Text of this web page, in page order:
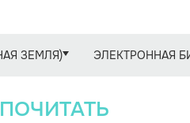
ЗЕМЛЯ) ЭЛЕКТРОННАЯ